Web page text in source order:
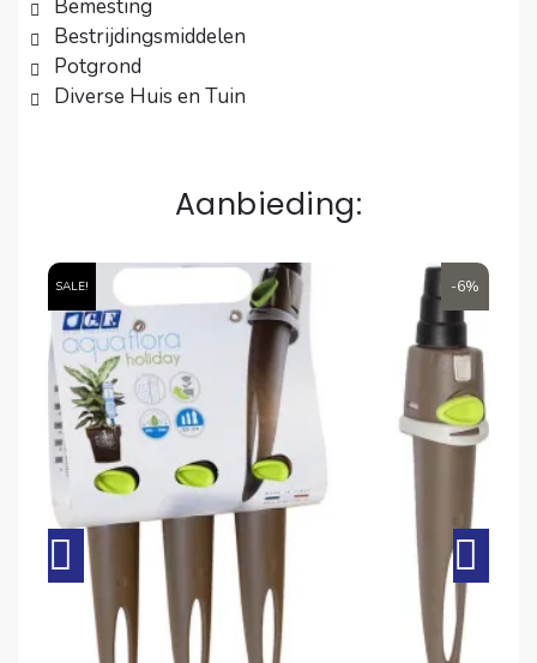
Bemesting
Bestrijdingsmiddelen
Potgrond
Diverse Huis en Tuin
Aanbieding:
-6%
SALE!